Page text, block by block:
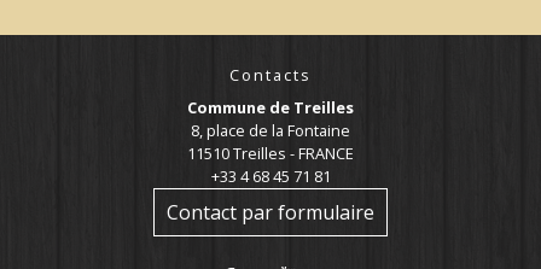
Contacts
Commune de Treilles
8, place de la Fontaine
11510 Treilles - FRANCE
+33 4 68 45 71 81
Contact par formulaire